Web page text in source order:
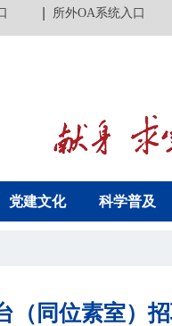
所外OA系统入口
党建文化 科学普及
（同位素室）